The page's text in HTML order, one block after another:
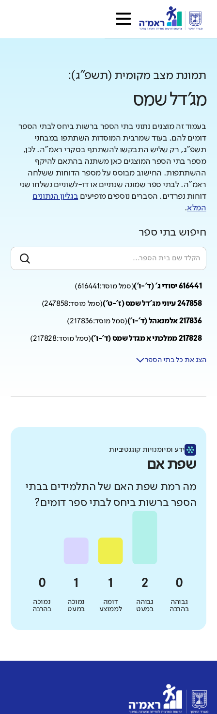
תמונת מצב מקומית (תשפ"ג):
מג'דל שמס
בעמוד זה מוצגים נתוני בתי הספר ברשות ביחס לבתי הספר
דומים להם. בעוד שמרבית המוסדות השתתפו במבחני
תשפ"ג, רק שליש התבקשו להשתתף בסקרי ראמ"ה. לכן,
מספר בתי הספר המוצגים כאן משתנה בהתאם להיקף
ההשתתפות. החישוב מבוסס על מספר הדוחות ששלחה
ראמ"ה. לבתי ספר שמונה שנתיים או דו-לשוניים נשלחו שני
דוחות נפרדים. הסברים נוספים מופיעים בגליון הנתונים
המלא.
חיפוש בתי ספר
616441 יסודי ג' (ד'-ו') (סמל מוסד:616441
)
247858 עיוני מג'דל שמס (ז'-ט') (סמל מוסד:247858
)
217836 אלמנאהל (ד'-ו') (סמל מוסד:217836
)
217828 ממלכתי א מגדל שמס (ד'-ו') (סמל מוסד:217828
)
הצג את כל בתי הספר
ידע ומיומנויות קוגנטיביות
שפת אם
מה רמת שפת האם של התלמידים בבתי
הספר ברשות ביחס לבתי ספר דומים?
גבוהה
בהרבה
גבוהה
במעט
דומה
לממוצע
נמוכה
במעט
נמוכה
בהרבה